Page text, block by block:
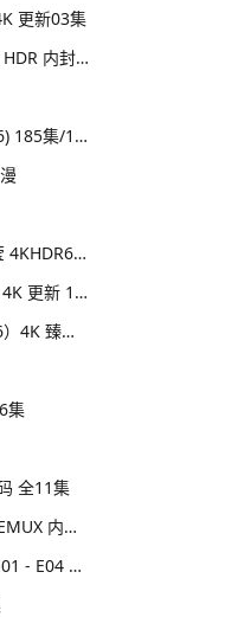
更新03集
【原盘】妖猫传 (2017) 4K REMUX HDR 内封简英双语字幕
凡人修仙传：幕兰之战‎ 年番4 (2026) 185集/1080P
兵自风中来 (2026)剧情 动作 蓝盈莹 4KHDR60FPS 更新20集
斗罗大陆 2：绝世唐门 年番 (2025) 4K 更新 164集/国漫
脱口秀和Ta的朋友们 第三季（2026）4K 臻彩MAX+ 50FPS 高码率 更0731期
集
全11集
【原盘】江山美人 (2008) 1080P REMUX 内封简繁特效字幕
九门（2026）4K HDR 60FPS S01E01 - E04 DTS音轨 HiveWeb